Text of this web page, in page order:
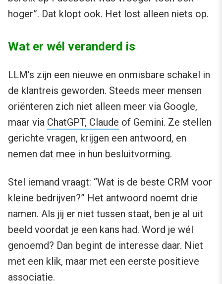
hoger”. Dat klopt ook. Het lost alleen niets op.
Wat er wél veranderd is
LLM’s zijn een nieuwe en onmisbare schakel in
de klantreis geworden. Steeds meer mensen
oriënteren zich niet alleen meer via Google,
maar via ChatGPT, Claude of Gemini. Ze stellen
gerichte vragen, krijgen een antwoord, en
nemen dat mee in hun besluitvorming.
Stel iemand vraagt: “Wat is de beste CRM voor
kleine bedrijven?” Het antwoord noemt drie
namen. Als jij er niet tussen staat, ben je al uit
beeld voordat je een kans had. Word je wél
genoemd? Dan begint de interesse daar. Niet
met een klik, maar met een eerste positieve
associatie.